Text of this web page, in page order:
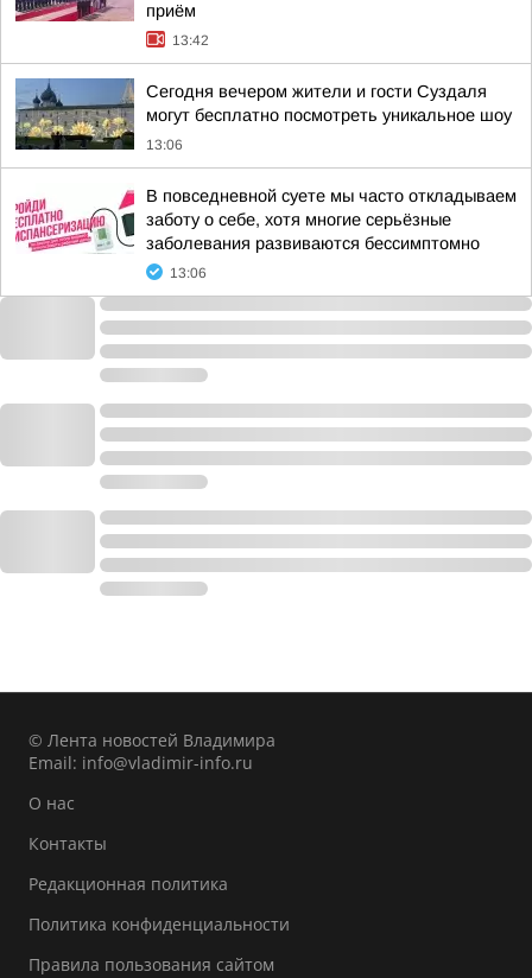
приём
13:42
Сегодня вечером жители и гости Суздаля
могут бесплатно посмотреть уникальное шоу
13:06
В повседневной суете мы часто откладываем
заботу о себе, хотя многие серьёзные
заболевания развиваются бессимптомно
13:06
© Лента новостей Владимира
Email: info@vladimir-info.ru
О нас
Контакты
Редакционная политика
Политика конфиденциальности
Правила пользования сайтом